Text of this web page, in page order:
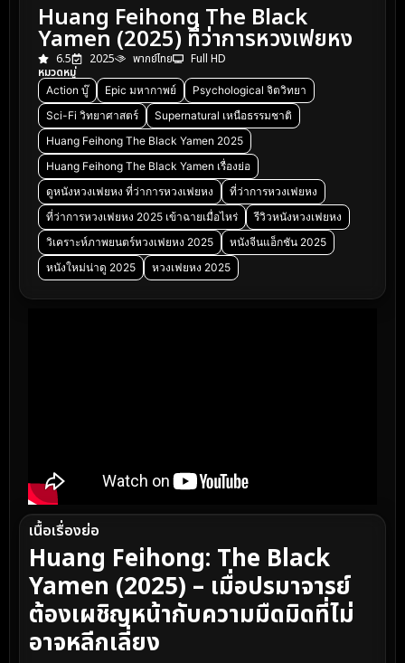
Huang Feihong The Black
Yamen (2025) ที่ว่าการหวงเฟยหง
6.5 2025 พากย์ไทย
Full HD
หมวดหมู่
Action บู๊ Epic มหากาพย์
Psychological จิตวิทยา
Sci-Fi วิทยาศาสตร์
Supernatural เหนือธรรมชาติ
Huang Feihong The Black Yamen 2025
Huang Feihong The Black Yamen เรื่องย่อ
ดูหนังหวงเฟยหง ที่ว่าการหวงเฟยหง
ที่ว่าการหวงเฟยหง
ที่ว่าการหวงเฟยหง 2025 เข้าฉายเมื่อไหร่
รีวิวหนังหวงเฟยหง
วิเคราะห์ภาพยนตร์หวงเฟยหง 2025
หนังจีนแอ็กชัน 2025
หนังใหม่น่าดู 2025
หวงเฟยหง 2025
เนื้อเรื่องย่อ
Huang Feihong: The Black
Yamen (2025) – เมื่อปรมาจารย์
ต้องเผชิญหน้ากับความมืดมิดที่ไม่
อาจหลีกเลี่ยง